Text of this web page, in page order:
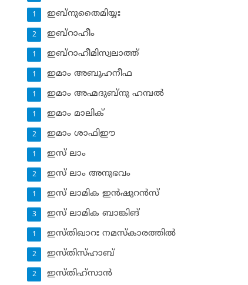
ഇബ്‌നുതൈമിയ്യഃ
1
ഇബ്‌റാഹീം
2
ഇബ്‌റാഹീമിസ്വലാത്ത്
1
ഇമാം അബൂഹനീഫ
1
ഇമാം അഹ്മദുബ്‌നു ഹമ്പല്‍
1
ഇമാം മാലിക്
1
ഇമാം ശാഫിഈ
2
ഇസ് ലാം
1
ഇസ് ലാം അനുഭവം
2
ഇസ് ലാമിക ഇന്‍ഷുറന്‍സ്‌
1
ഇസ് ലാമിക ബാങ്കിങ്‌
3
ഇസ്തിഖാറഃ നമസ്‌കാരത്തില്‍
1
ഇസ്തിസ്ഹാബ്
2
ഇസ്തിഹ്‌സാന്‍
2